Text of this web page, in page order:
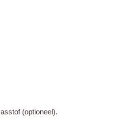
(optioneel).